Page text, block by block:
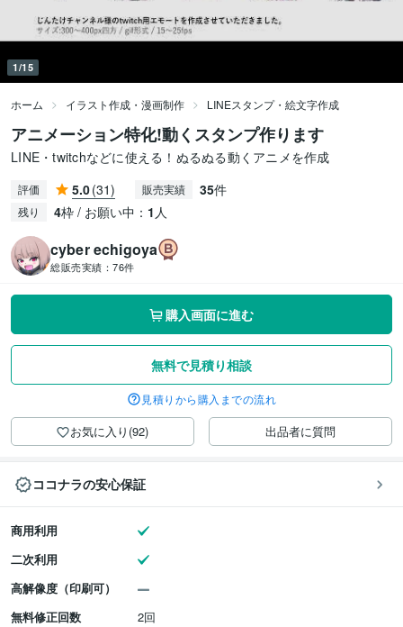
1/15
ホーム イラスト作成・漫画制作 LINEスタンプ・絵文字作成
アニメーション特化!動くスタンプ作ります
LINE・twitchなどに使える！ぬるぬる動くアニメを作成
評価 5.0(31) 販売実績 35件
残り 4枠 / お願い中： 1 人
cyber echigoya
総販売実績： 76件
購入画面に進む
無料で見積り相談
見積りから購入までの流れ
お気に入り(92) 出品者に質問
ココナラの安心保証
商用利用
二次利用
高解像度（印刷可）
無料修正回数
2回